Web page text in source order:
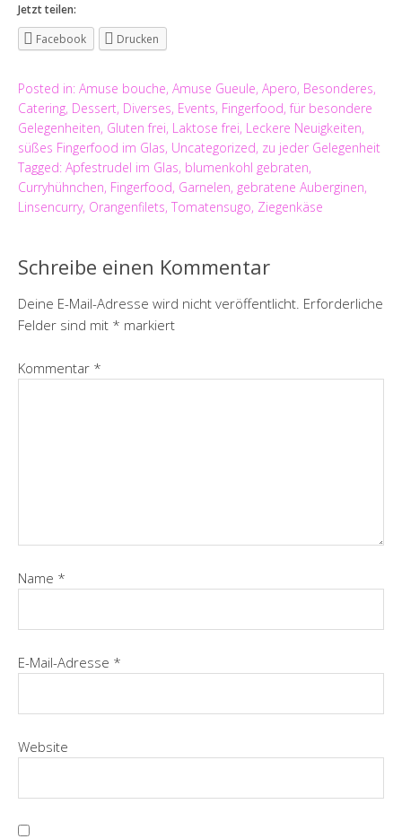
Jetzt teilen:
Facebook
Drucken
Posted in: Amuse bouche, Amuse Gueule, Apero, Besonderes,
Catering, Dessert, Diverses, Events, Fingerfood,für besondere
Gelegenheiten, Gluten frei, Laktose frei, Leckere Neuigkeiten,
süßes Fingerfood im Glas, Uncategorized, zu jeder Gelegenheit
Tagged: Apfestrudel im Glas, blumenkohl gebraten,
Curryhühnchen, Fingerfood, Garnelen, gebratene Auberginen,
Linsencurry, Orangenfilets, Tomatensugo, Ziegenkäse
Schreibe einen Kommentar
Deine E-Mail-Adresse wird nicht veröffentlicht. Erforderliche
Felder sind mit * markiert
Kommentar *
Name *
E-Mail-Adresse *
Website